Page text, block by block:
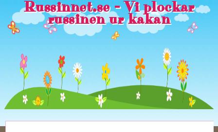
Russinnet.se - Vi plockar
russinen ur kakan